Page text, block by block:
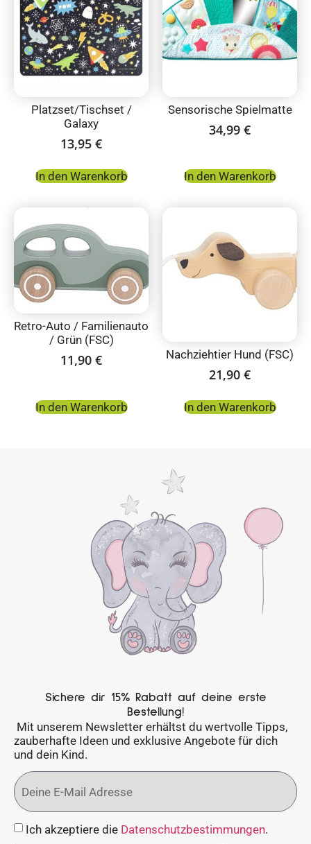
Platzset/Tischset /
Galaxy
13,95 €
In den Warenkorb
Sensorische Spielmatte
34,99 €
In den Warenkorb
Retro-Auto / Familienauto
/ Grün (FSC)
11,90 €
In den Warenkorb
Nachziehtier Hund (FSC)
21,90 €
In den Warenkorb
Sichere dir 15% Rabatt auf deine erste
Bestellung!
Mit unserem Newsletter erhältst du wertvolle Tipps,
zauberhafte Ideen und exklusive Angebote für dich
und dein Kind.
Ich akzeptiere die Datenschutzbestimmungen.